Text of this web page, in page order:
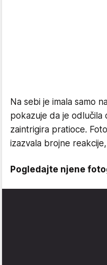
Na sebi je imala samo
pokazuje da je odlučila
zaintrigira pratioce.
izazvala brojne
Pogledajte njene